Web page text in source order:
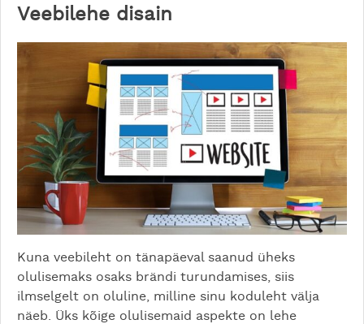
Veebilehe disain
Kuna veebileht on tänapäeval saanud üheks
olulisemaks osaks brändi turundamises, siis
ilmselgelt on oluline, milline sinu koduleht välja
näeb. Üks kõige olulisemaid aspekte on lehe